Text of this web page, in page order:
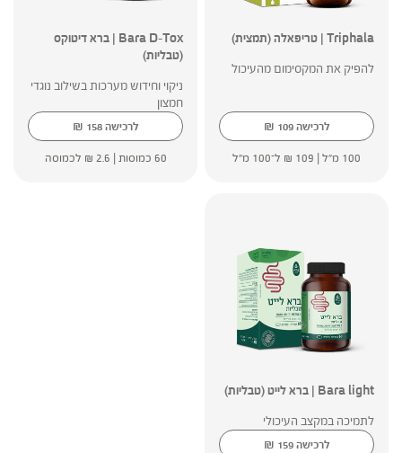
Triphala | טריפאלה (תמצית)
להפיק את המקסימום מהעיכול
לרכישה ₪ 109
100 מ"ל | ₪ 109 ל־100 מ"ל
Bara D-Tox | ברא דיטוקס
(טבליות)
ניקוי וחידוש מערכות בשילוב נוגדי
חמצון
לרכישה ₪ 158
60 כמוסות | ₪ 2.6 לכמוסה
Bara light | ברא לייט (טבליות)
לתמיכה במקצב העיכולי
לרכישה ₪ 159